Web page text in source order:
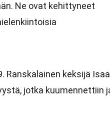
Ne ovat kehittyneet
Ranskalainen keksijä
jotka kuumennettiin